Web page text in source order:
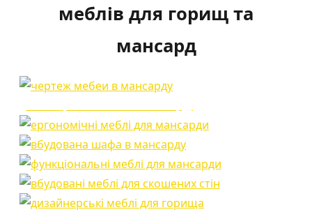
меблів для горищ та
мансард